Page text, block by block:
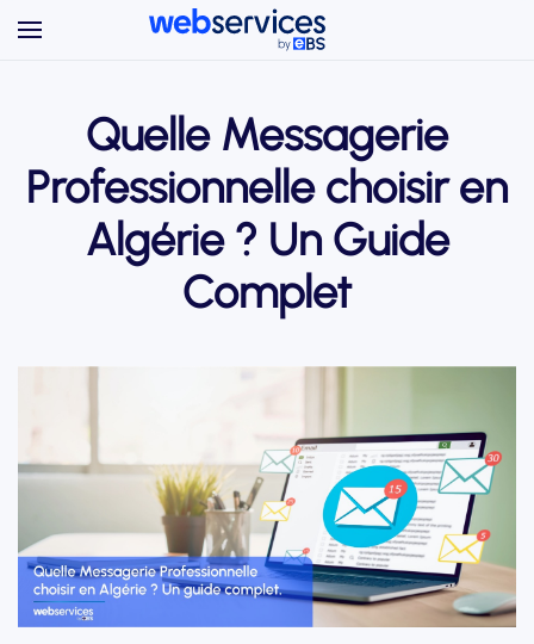
Quelle Messagerie
Professionnelle choisir en
Algérie ? Un Guide
Complet